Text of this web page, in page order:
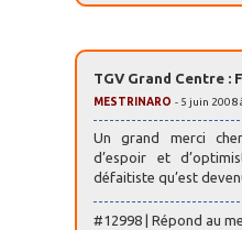
TGV Grand Centre :
MESTRINARO - 5 juin 2008
Un grand merci
d’espoir et
défaitiste qu’est
#12998 | Répond au